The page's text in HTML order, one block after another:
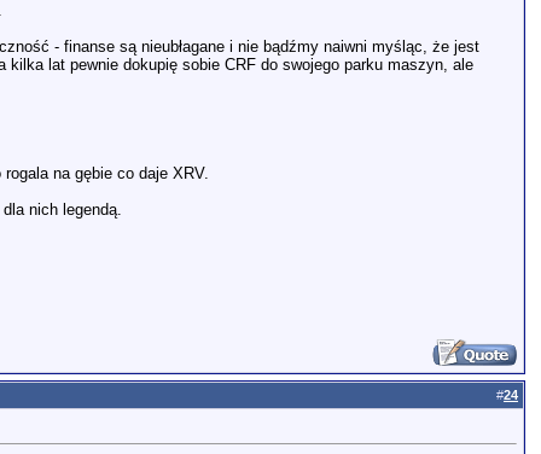
- finanse są nieubłagane i nie bądźmy naiwni myśląc, że jest
lat pewnie dokupię sobie CRF do swojego parku maszyn, ale
na gębie co daje XRV.
nich legendą.
#24